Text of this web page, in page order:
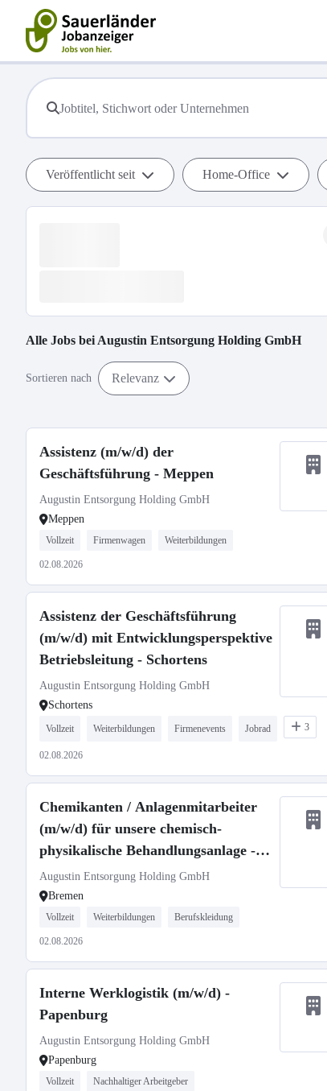
Veröffentlicht seit Home-Office
Alle Jobs bei Augustin Entsorgung Holding GmbH
Sortieren nach Relevanz
Assistenz (m/w/d) der
Geschäftsführung - Meppen
Augustin Entsorgung Holding GmbH
Meppen
Vollzeit Firmenwagen Weiterbildungen
02.08.2026
Assistenz der Geschäftsführung
(m/w/d) mit Entwicklungsperspektive
Betriebsleitung - Schortens
Augustin Entsorgung Holding GmbH
Schortens
Vollzeit Weiterbildungen Firmenevents Jobrad 3
02.08.2026
Chemikanten / Anlagenmitarbeiter
(m/w/d) für unsere chemisch-
physikalische Behandlungsanlage -
Bremen
Augustin Entsorgung Holding GmbH
Bremen
Vollzeit Weiterbildungen Berufskleidung
02.08.2026
Interne Werklogistik (m/w/d) -
Papenburg
Augustin Entsorgung Holding GmbH
Papenburg
Vollzeit Nachhaltiger Arbeitgeber